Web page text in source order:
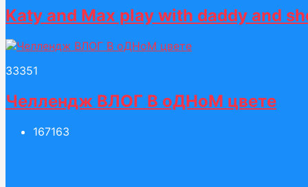
Katy and Max play with daddy and
33351
Челлендж ВЛОГ В оДНоМ цвете
167163